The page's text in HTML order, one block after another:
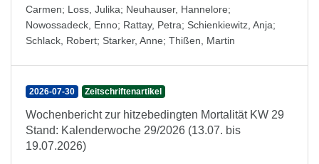
Carmen; Loss, Julika; Neuhauser, Hannelore;
Nowossadeck, Enno; Rattay, Petra; Schienkiewitz, Anja;
Schlack, Robert; Starker, Anne; Thißen, Martin
2026-07-30 Zeitschriftenartikel
Wochenbericht zur hitzebedingten Mortalität KW 29
Stand: Kalenderwoche 29/2026 (13.07. bis
19.07.2026)